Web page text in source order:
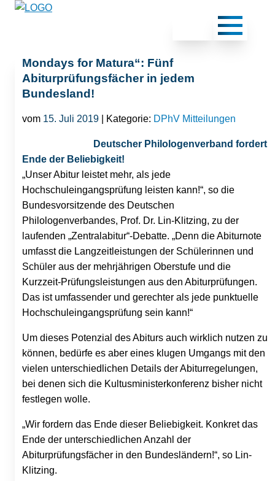
Mondays for Matura“: Fünf
Abiturprüfungsfächer in jedem
Bundesland!
vom 15. Juli 2019 | Kategorie: DPhV Mitteilungen
Deutscher Philologenverband fordert
Ende der Beliebigkeit!
„Unser Abitur leistet mehr, als jede
Hochschuleingangsprüfung leisten kann!“, so die
Bundesvorsitzende des Deutschen
Philologenverbandes, Prof. Dr. Lin-Klitzing, zu der
laufenden „Zentralabitur“-Debatte. „Denn die Abiturnote
umfasst die Langzeitleistungen der Schülerinnen und
Schüler aus der mehrjährigen Oberstufe und die
Kurzzeit-Prüfungsleistungen aus den Abiturprüfungen.
Das ist umfassender und gerechter als jede punktuelle
Hochschuleingangsprüfung sein kann!“
Um dieses Potenzial des Abiturs auch wirklich nutzen zu
können, bedürfe es aber eines klugen Umgangs mit den
vielen unterschiedlichen Details der Abiturregelungen,
bei denen sich die Kultusministerkonferenz bisher nicht
festlegen wolle.
„Wir fordern das Ende dieser Beliebigkeit. Konkret das
Ende der unterschiedlichen Anzahl der
Abiturprüfungsfächer in den Bundesländern!“, so Lin-
Klitzing.